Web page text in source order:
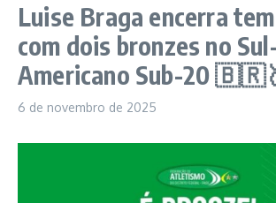
Luise Braga encerra
com dois bronzes no
Americano Sub-20
6 de novembro de 2025